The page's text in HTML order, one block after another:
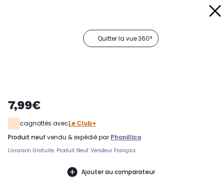
Quitter la vue 360°
7,99€
cagnottés avecLe Club+
produit neuf vendu & expédié par Phonillico
Livraison Gratuite. Produit Neuf. Vendeur Français
Ajouter au comparateur